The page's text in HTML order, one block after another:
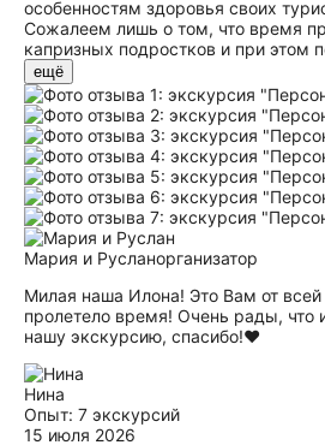
особенностям здоровья своих
Сожалеем лишь о том, что время
капризных подростков и при этом
ещё
Мария и Русланорганизатор
Милая наша Илона! Это Вам от
пролетело время! Очень рады,
нашу экскурсию, спасибо!♥️
Нина
Опыт: 7 экскурсий
15 июля 2026